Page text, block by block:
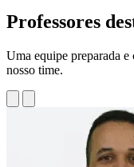
Professores
Uma equipe preparada
nosso time.